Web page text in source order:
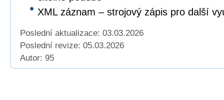
XML záznam – strojový zápis pro další
Poslední aktualizace: 03.03.2026
Poslední revize: 05.03.2026
Autor: 95